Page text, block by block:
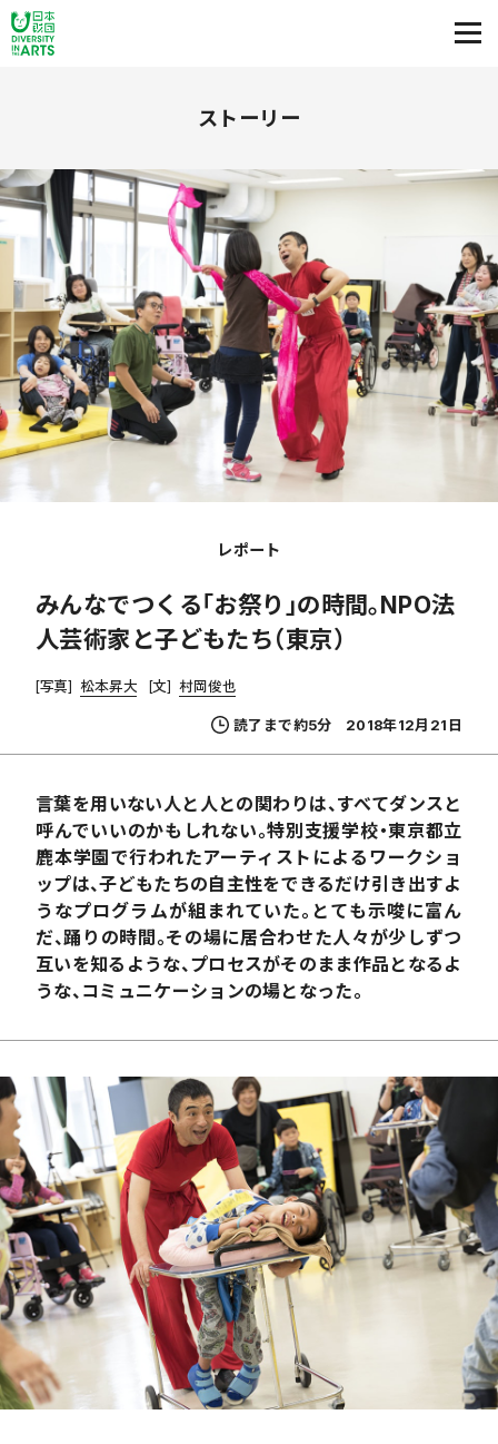
ストーリー
レポート
みんなでつくる「お祭り」の時間。NPO法
人芸術家と子どもたち（東京）
[写真]松本昇大 [文]村岡俊也
読了まで約5分 2018年12月21日
言葉を用いない人と人との関わりは、すべてダンスと
呼んでいいのかもしれない。特別支援学校・東京都立
鹿本学園で行われたアーティストによるワークショ
ップは、子どもたちの自主性をできるだけ引き出すよ
うなプログラムが組まれていた。とても示唆に富ん
だ、踊りの時間。その場に居合わせた人々が少しずつ
互いを知るような、プロセスがそのまま作品となるよ
うな、コミュニケーションの場となった。